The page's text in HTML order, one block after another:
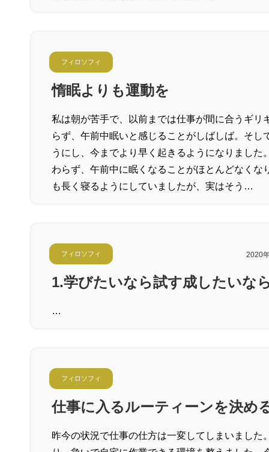
フィロソフィ
惰眠よりも運動を
私は朝が苦手で、以前までは仕事が間に合うギ
らず、午前中眠いと感じることがしばしば。そ
うにし、今までより早く起きるようになりまし
わらず、午前中に眠くなることがほとんどなく
も長く寝るようにしていましたが、実はそう…
フィロソフィ 2020
1.学びたいなら試す成したいな
…
フィロソフィ
仕事に入るルーティーンを決め
昨今の状況で仕事の仕方は一変してしまいまし